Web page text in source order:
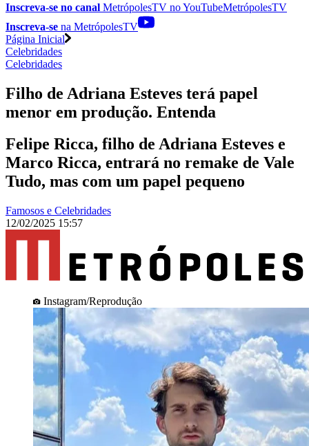
Inscreva-se no canal MetrópolesTV noYouTubeMetrópolesTV
Inscreva-se na MetrópolesTV
Página Inicial
Celebridades
Celebridades
Filho de Adriana Esteves terá papel
menor em produção. Entenda
Felipe Ricca, filho de Adriana Esteves e
Marco Ricca, entrará no remake de Vale
Tudo, mas com um papel pequeno
Famosos e Celebridades
12/02/2025 15:57
Instagram/Reprodução